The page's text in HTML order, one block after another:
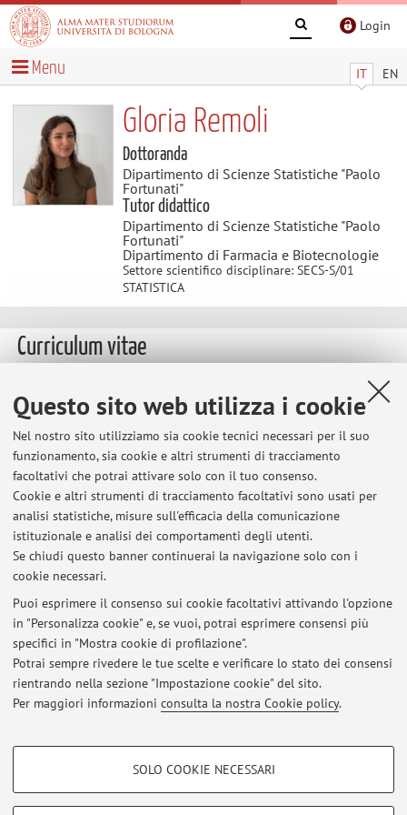
Questo sito web utilizza i cookie
Nel nostro sito utilizziamo sia cookie tecnici necessari per il suo
funzionamento, sia cookie e altri strumenti di tracciamento
facoltativi che potrai attivare solo con il tuo consenso.
Cookie e altri strumenti di tracciamento facoltativi sono usati per
analisi statistiche, misure sull'efficacia della comunicazione
istituzionale e analisi dei comportamenti degli utenti.
Se chiudi questo banner continuerai la navigazione solo con i
cookie necessari.
Puoi esprimere il consenso sui cookie facoltativi attivando l'opzione
in "Personalizza cookie" e, se vuoi, potrai esprimere consensi più
specifici in "Mostra cookie di profilazione".
Potrai sempre rivedere le tue scelte e verificare lo stato dei consensi
rientrando nella sezione "Impostazione cookie" del sito.
Per maggiori informazioni consulta la nostra Cookie policy.
COOKIE DI PROFILAZIONE - FACOLTATIVI
SOLO COOKIE NECESSARI
Login
IT EN
Menu
Gloria Remoli
Dottoranda
Dipartimento di Scienze Statistiche "Paolo
Fortunati"
Tutor didattico
Dipartimento di Scienze Statistiche "Paolo
Fortunati"
Dipartimento di Farmacia e Biotecnologie
Settore scientifico disciplinare: SECS-S/01
STATISTICA
Curriculum vitae
Nov. 2023 - presente: Dottorato in Scienze Statistiche
(Università di Bologna)
Sett. 2021 - Sett. 2023: Laurea Magistrale in Scienze
Statistiche, curr. Life Statistics (Università di Bologna)
Sett. 2018 - Ott. 2021: Laurea Triennale in Scienze
Statistiche, curr. Statistica, Economia e Società (Università
di Roma La Sapienza)
Ultimi avvisi
Al momento non sono presenti avvisi.
Area riservata
Accedi tramiteloginper gestire tutti i contenuti del sito.